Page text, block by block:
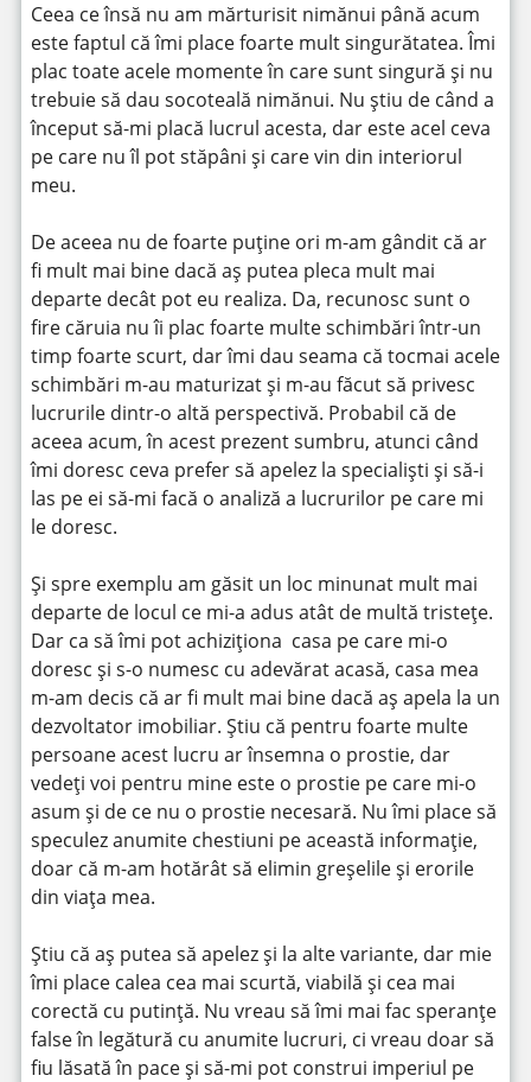
Ceea ce însă nu am mărturisit nimănui până acum
este faptul că îmi place foarte mult singurătatea. Îmi
plac toate acele momente în care sunt singură și nu
trebuie să dau socoteală nimănui. Nu știu de când a
început să-mi placă lucrul acesta, dar este acel ceva
pe care nu îl pot stăpâni și care vin din interiorul
meu.
De aceea nu de foarte puține ori m-am gândit că ar
fi mult mai bine dacă aș putea pleca mult mai
departe decât pot eu realiza. Da, recunosc sunt o
fire căruia nu îi plac foarte multe schimbări într-un
timp foarte scurt, dar îmi dau seama că tocmai acele
schimbări m-au maturizat și m-au făcut să privesc
lucrurile dintr-o altă perspectivă. Probabil că de
aceea acum, în acest prezent sumbru, atunci când
îmi doresc ceva prefer să apelez la specialiști și să-i
las pe ei să-mi facă o analiză a lucrurilor pe care mi
le doresc.
Și spre exemplu am găsit un loc minunat mult mai
departe de locul ce mi-a adus atât de multă tristețe.
Dar ca să îmi pot achiziționa casa pe care mi-o
doresc și s-o numesc cu adevărat acasă, casa mea
m-am decis că ar fi mult mai bine dacă aș apela la un
dezvoltator imobiliar. Știu că pentru foarte multe
persoane acest lucru ar însemna o prostie, dar
vedeți voi pentru mine este o prostie pe care mi-o
asum și de ce nu o prostie necesară. Nu îmi place să
speculez anumite chestiuni pe această informație,
doar că m-am hotărât să elimin greșelile și erorile
din viața mea.
Știu că aș putea să apelez și la alte variante, dar mie
îmi place calea cea mai scurtă, viabilă și cea mai
corectă cu putință. Nu vreau să îmi mai fac speranțe
false în legătură cu anumite lucruri, ci vreau doar să
fiu lăsată în pace și să-mi pot construi imperiul pe